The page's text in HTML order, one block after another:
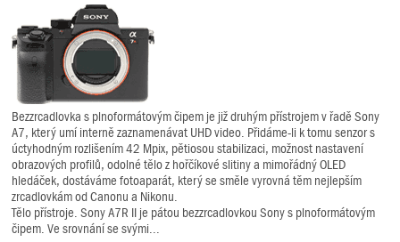
Bezzrcadlovka s plnoformátovým čipem je již druhým přístrojem v řadě Sony
A7, který umí interně zaznamenávat UHD video. Přidáme-li k tomu senzor s
úctyhodným rozlišením 42 Mpix, pětiosou stabilizaci, možnost nastavení
obrazových profilů, odolné tělo z hořčíkové slitiny a mimořádný OLED
hledáček, dostáváme fotoaparát, který se směle vyrovná těm nejlepším
zrcadlovkám od Canonu a Nikonu.
Tělo přístroje. Sony A7R II je pátou bezzrcadlovkou Sony s plnoformátovým
čipem. Ve srovnání se svými...